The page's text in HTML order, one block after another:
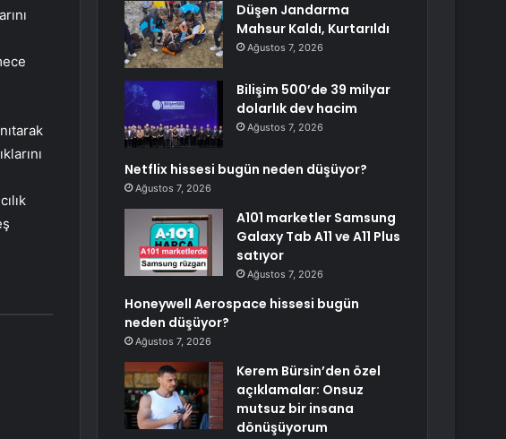
Düşen Jandarma
Mahsur Kaldı, Kurtarıldı
Ağustos 7, 2026
Bilişim 500’de 39 milyar
dolarlık dev hacim
Ağustos 7, 2026
Netflix hissesi bugün neden düşüyor?
Ağustos 7, 2026
A101 marketler Samsung
Galaxy Tab A11 ve A11 Plus
satıyor
Ağustos 7, 2026
Honeywell Aerospace hissesi bugün
neden düşüyor?
Ağustos 7, 2026
Kerem Bürsin’den özel
açıklamalar: Onsuz
mutsuz bir insana
dönüşüyorum